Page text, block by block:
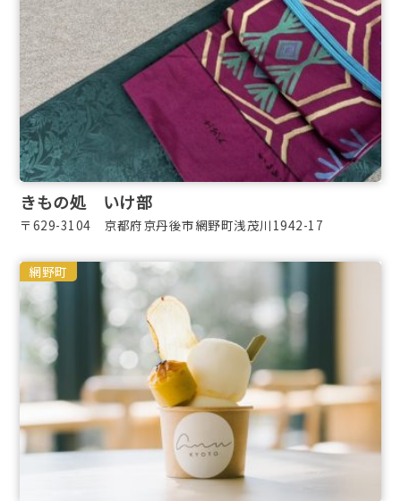
きもの処 いけ部
〒629-3104 京都府京丹後市網野町浅茂川1942-17
網野町